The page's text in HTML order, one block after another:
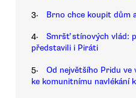
3. Brno chce koupit dům
4.
Smršť stínových vlád:
představili i Piráti
5.
Od největšího Pridu ve
ke komunitnímu navlékání